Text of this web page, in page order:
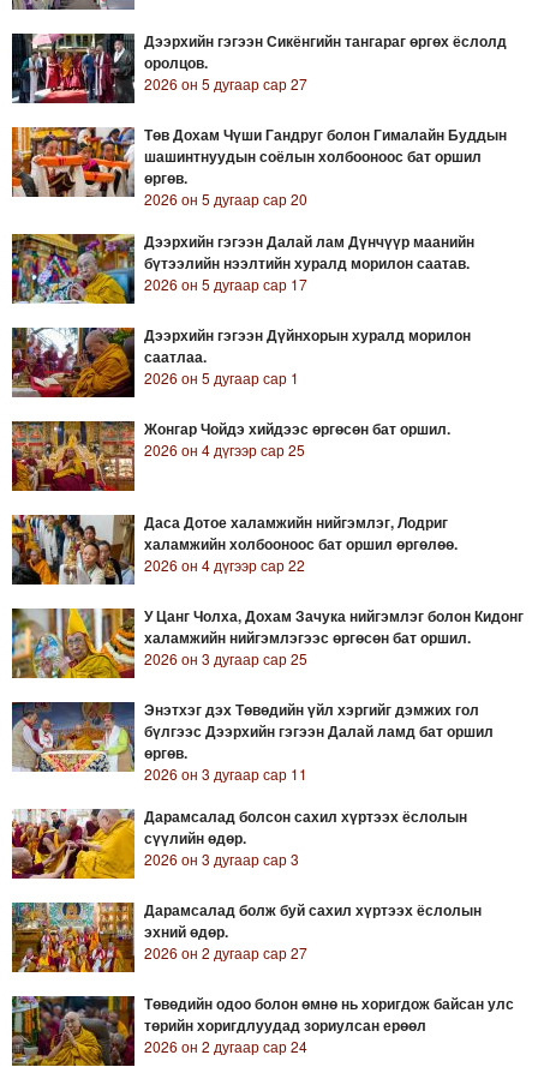
Дээрхийн гэгээн Сикёнгийн тангараг өргөх ёслолд
оролцов.
2026 он 5 дугаар сар 27
Төв Дохам Чүши Гандруг болон Гималайн Буддын
шашинтнуудын соёлын холбооноос бат оршил
өргөв.
2026 он 5 дугаар сар 20
Дээрхийн гэгээн Далай лам Дүнчүүр маанийн
бүтээлийн нээлтийн хуралд морилон саатав.
2026 он 5 дугаар сар 17
Дээрхийн гэгээн Дүйнхорын хуралд морилон
саатлаа.
2026 он 5 дугаар сар 1
Жонгар Чойдэ хийдээс өргөсөн бат оршил.
2026 он 4 дүгээр сар 25
Даса Дотое халамжийн нийгэмлэг, Лодриг
халамжийн холбооноос бат оршил өргөлөө.
2026 он 4 дүгээр сар 22
У Цанг Чолха, Дохам Зачука нийгэмлэг болон Кидонг
халамжийн нийгэмлэгээс өргөсөн бат оршил.
2026 он 3 дугаар сар 25
Энэтхэг дэх Төвөдийн үйл хэргийг дэмжих гол
бүлгээс Дээрхийн гэгээн Далай ламд бат оршил
өргөв.
2026 он 3 дугаар сар 11
Дарамсалад болсон сахил хүртээх ёслолын
сүүлийн өдөр.
2026 он 3 дугаар сар 3
Дарамсалад болж буй сахил хүртээх ёслолын
эхний өдөр.
2026 он 2 дугаар сар 27
Төвөдийн одоо болон өмнө нь хоригдож байсан улс
төрийн хоригдлуудад зориулсан ерөөл
2026 он 2 дугаар сар 24